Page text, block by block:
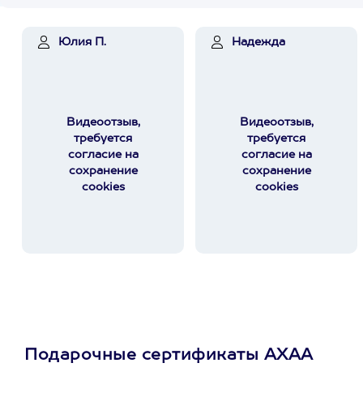
Юлия П.
Видеоотзыв,
требуется
согласие на
сохранение
cookies
Надежда
Видеоотзыв,
требуется
согласие на
сохранение
cookies
Подарочные сертификаты АХАА